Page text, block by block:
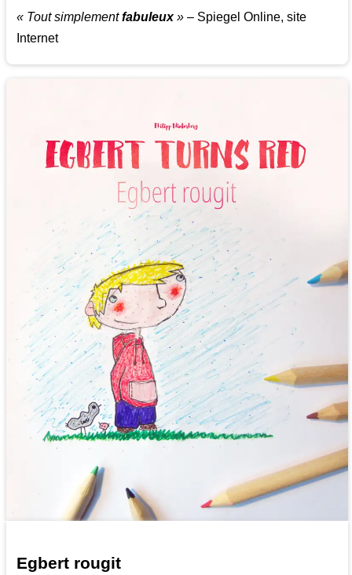
« Tout simplementfabuleux» – Spiegel Online, site
Internet
Egbert rougit